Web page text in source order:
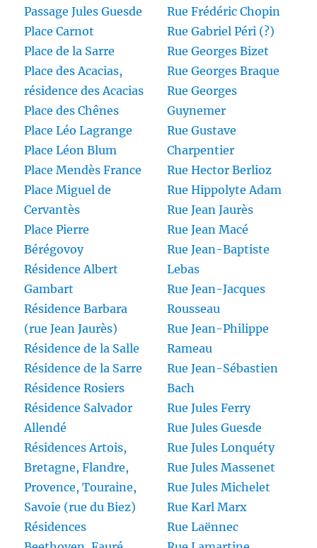
Passage Jules Guesde
Place Carnot
Place de la Sarre
Place des Acacias,
résidence des Acacias
Place des Chênes
Place Léo Lagrange
Place Léon Blum
Place Mendès France
Place Miguel de
Cervantès
Place Pierre
Bérégovoy
Résidence Albert
Gambart
Résidence Barbara
(rue Jean Jaurès)
Résidence de la Salle
Résidence de la Sarre
Résidence Rosiers
Résidence Salvador
Allendé
Résidences Artois,
Bretagne, Flandre,
Provence, Touraine,
Savoie (rue du Biez)
Résidences
Rue Frédéric Chopin
Rue Gabriel Péri (?)
Rue Georges Bizet
Rue Georges Braque
Rue Georges
Guynemer
Rue Gustave
Charpentier
Rue Hector Berlioz
Rue Hippolyte Adam
Rue Jean Jaurès
Rue Jean Macé
Rue Jean-Baptiste
Lebas
Rue Jean-Jacques
Rousseau
Rue Jean-Philippe
Rameau
Rue Jean-Sébastien
Bach
Rue Jules Ferry
Rue Jules Guesde
Rue Jules Lonquéty
Rue Jules Massenet
Rue Jules Michelet
Rue Karl Marx
Rue Laënnec